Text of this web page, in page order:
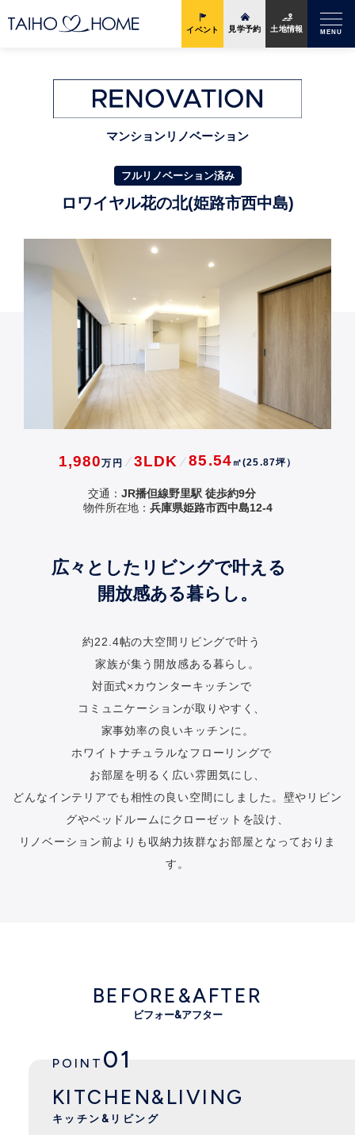
MENU
イベント 見学予約 土地情報
マンションリノベーション
フルリノベーション済み
ロワイヤル花の北(姫路市西中島)
1,980万円 3LDK 85.54 ㎡(25.87坪）
交通： JR播但線野里駅 徒歩約9分
物件所在地： 兵庫県姫路市西中島12-4
広々としたリビングで叶える
開放感ある暮らし。
約22.4帖の大空間リビングで叶う
家族が集う開放感ある暮らし。
対面式×カウンターキッチンで
コミュニケーションが取りやすく、
家事効率の良いキッチンに。
ホワイトナチュラルなフローリングで
お部屋を明るく広い雰囲気にし、
どんなインテリアでも相性の良い空間にしました。壁やリビン
グやベッドルームにクローゼットを設け、
リノベーション前よりも収納力抜群なお部屋となっておりま
す。
BEFORE&AFTER
ビフォー&アフター
POINT 01
KITCHEN&LIVING
キッチン&リビング